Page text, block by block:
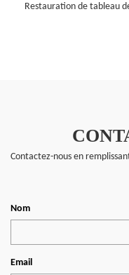
Restauration de tableau
Contactez-nous en
Nom
Email